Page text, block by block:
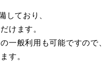
しており、
けます。
一般利用も可能ですので、
す。